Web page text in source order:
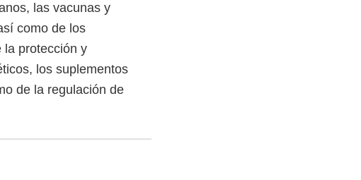
las vacunas y
como de los
la protección y
los suplementos
de la regulación de